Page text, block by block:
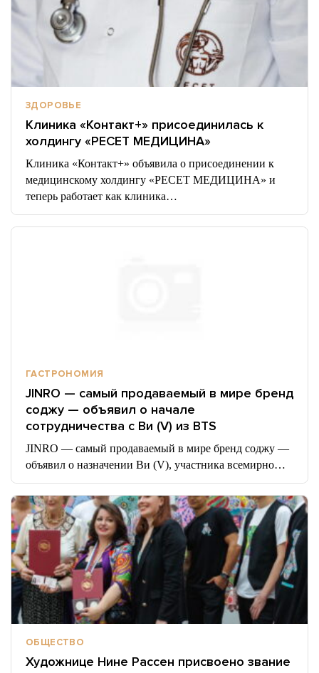
ЗДОРОВЬЕ
Клиника «Контакт+» присоединилась к
холдингу «РЕСЕТ МЕДИЦИНА»
Клиника «Контакт+» объявила о присоединении к
медицинскому холдингу «РЕСЕТ МЕДИЦИНА» и
теперь работает как клиника…
ГАСТРОНОМИЯ
JINRO — самый продаваемый в мире бренд
соджу — объявил о начале
сотрудничества с Ви (V) из BTS
JINRO — самый продаваемый в мире бренд соджу —
объявил о назначении Ви (V), участника всемирно…
ОБЩЕСТВО
Художнице Нине Рассен присвоено звание